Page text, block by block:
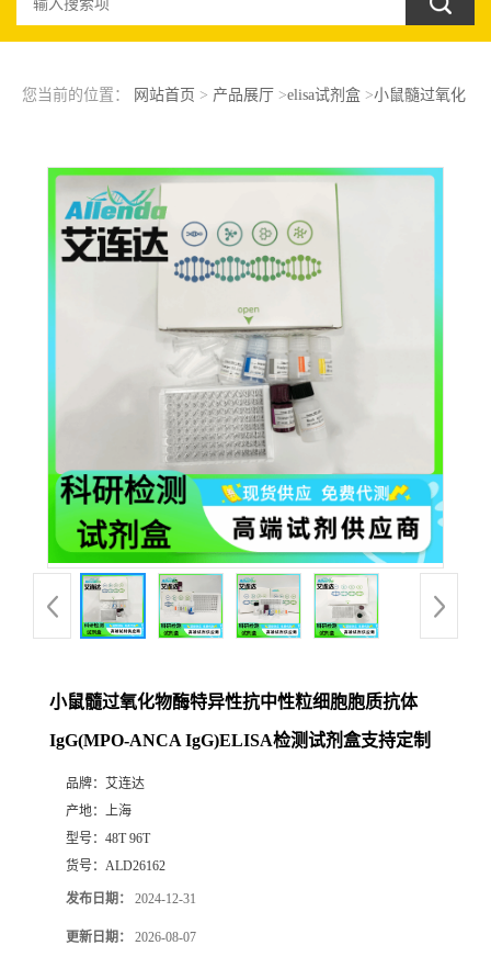
您当前的位置： 网站首页 > 产品展厅 >elisa试剂盒>小鼠髓过氧化
测试剂盒支持定制
小鼠髓过氧化物酶特异性抗中性粒细胞胞质抗体
IgG(MPO-ANCA IgG)ELISA检测试剂盒支持定制
品牌： 艾连达
产地： 上海
型号： 48T 96T
货号： ALD26162
发布日期： 2024-12-31
更新日期： 2026-08-07